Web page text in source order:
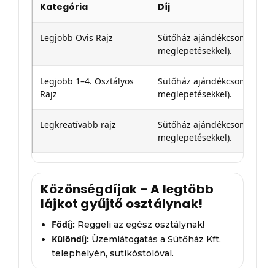
Kategória Díj
Legjobb Ovis Rajz
Sütőház ajándékcsomag
meglepetésekkel).
Legjobb 1–4. Osztályos
Rajz
Sütőház ajándékcsomag
meglepetésekkel).
Legkreatívabb rajz
Sütőház ajándékcsomag
meglepetésekkel).
Közönségdíjak – A legtöbb
lájkot gyűjtő osztálynak!
Fődíj: Reggeli az egész osztálynak!
Különdíj: Üzemlátogatás a Sütőház Kft.
telephelyén, sütikóstolóval.